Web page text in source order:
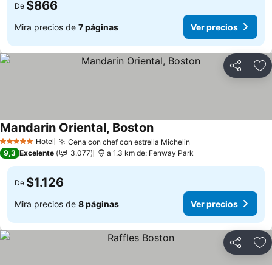
De $866
Mira precios de 7 páginas Ver precios
Compartir
5 Estrellas Hotel Cena con chef con estrella Michelin
Mandarin Oriental, BostonVer precios
9,3 Excelente 3.077 a 1.3 km de: Fenway Park
De $1.126
Mira precios de 8 páginas Ver precios
Compartir